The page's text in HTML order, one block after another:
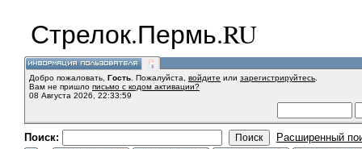
Стрелок.Пермь.RU
Добро пожаловать, Гость . Пожалуйста, войдите или зарегистрируйтесь
Вам не пришло письмо с кодом активации?
08 Августа 2026, 22:33:59
Поиск: Расширенный